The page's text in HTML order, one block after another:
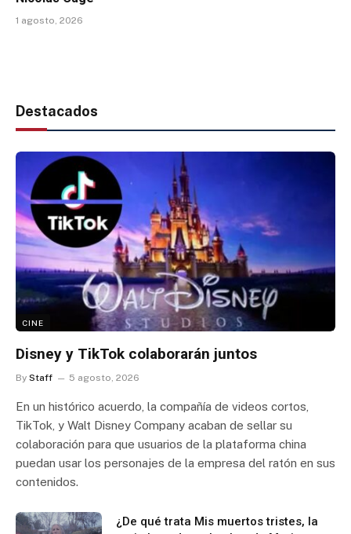
1 agosto, 2026
Destacados
CINE
Disney y TikTok colaborarán juntos
By Staff 5 agosto, 2026
En un histórico acuerdo, la compañía de videos cortos,
TikTok, y Walt Disney Company acaban de sellar su
colaboración para que usuarios de la plataforma china
puedan usar los personajes de la empresa del ratón en sus
contenidos.
¿De qué trata Mis muertos tristes, la